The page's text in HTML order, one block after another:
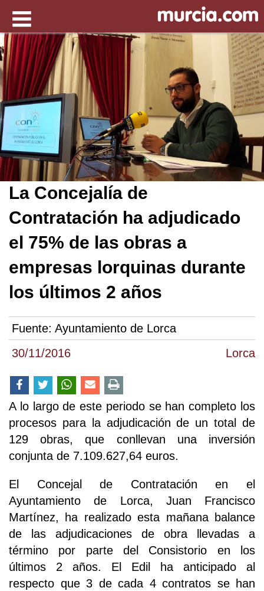
30/11/2016 Lorca
La Concejalía de
Contratación ha adjudicado
el 75% de las obras a
empresas lorquinas durante
los últimos 2 años
Fuente: Ayuntamiento de Lorca
A lo largo de este periodo se han completo los
procesos para la adjudicación de un total de
129 obras, que conllevan una inversión
conjunta de 7.109.627,64 euros.
El Concejal de Contratación en el
Ayuntamiento de Lorca, Juan Francisco
Martínez, ha realizado esta mañana balance
de las adjudicaciones de obra llevadas a
término por parte del Consistorio en los
últimos 2 años. El Edil ha anticipado al
respecto que 3 de cada 4 contratos se han